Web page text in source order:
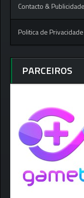
Contacto & Publicidade
Politica de Privacidade
PARCEIROS